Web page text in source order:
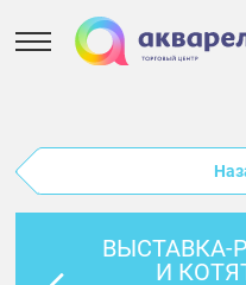
ВЫСТАВКА-
И